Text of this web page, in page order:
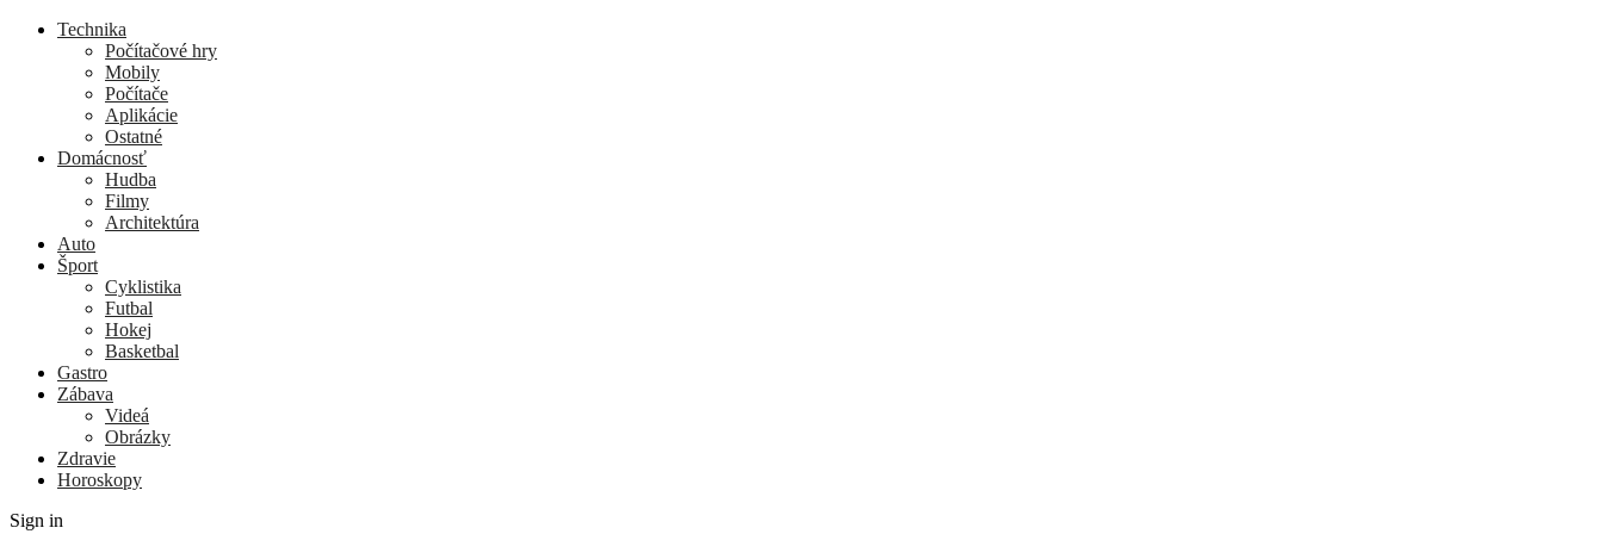
Technika
Počítačové hry
Mobily
Počítače
Aplikácie
Ostatné
Domácnosť
Hudba
Filmy
Architektúra
Auto
Šport
Cyklistika
Futbal
Hokej
Basketbal
Gastro
Zábava
Videá
Obrázky
Zdravie
Horoskopy
Sign in